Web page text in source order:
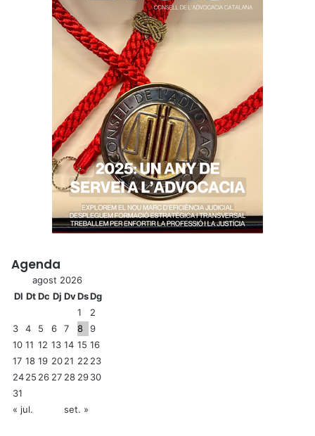
Agenda
agost 2026
Dl DtDc Dj DvDsDg
1
2
3
4 5 6 7 8
9
10 11 12 13 14 15 16
17 18 19 2021 22 23
2425 26 27 28 2930
31
« jul.
set. »